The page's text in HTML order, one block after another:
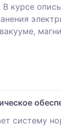
В курсе
систему